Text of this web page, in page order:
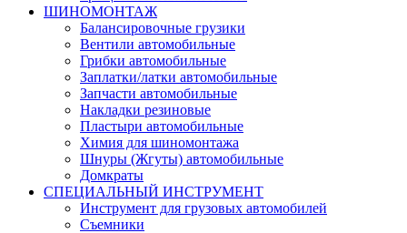
ШИНОМОНТАЖ
Балансировочные грузики
Вентили автомобильные
Грибки автомобильные
Заплатки/латки автомобильные
Запчасти автомобильные
Накладки резиновые
Пластыри автомобильные
Химия для шиномонтажа
Шнуры (Жгуты) автомобильные
Домкраты
СПЕЦИАЛЬНЫЙ ИНСТРУМЕНТ
Инструмент для грузовых автомобилей
Съемники